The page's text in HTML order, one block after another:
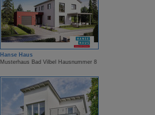
Hanse Haus
Musterhaus Bad Vilbel Hausnummer 8